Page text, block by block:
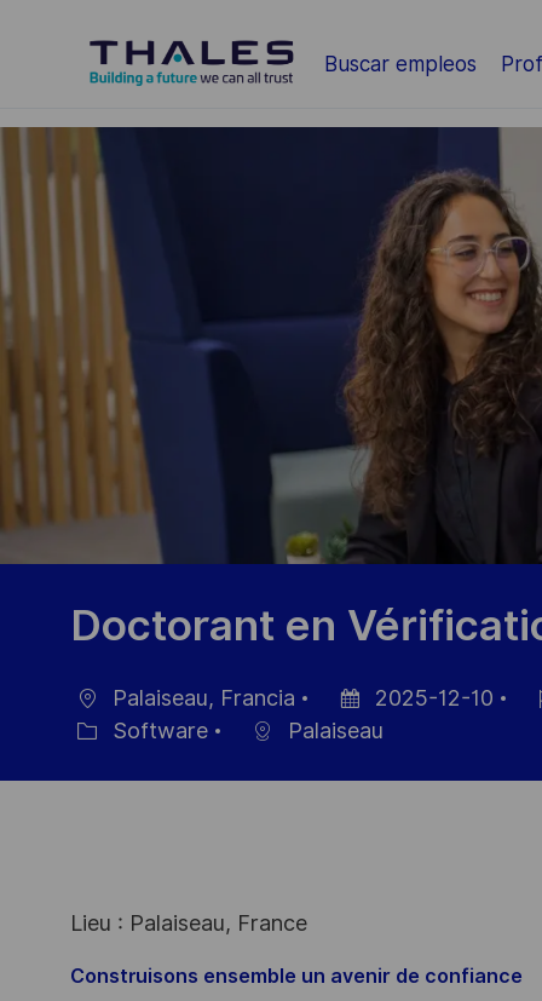
Saltar al contenido principal
Buscar empleos
-
Doctorant en
Ubicación
Palaiseau, Francia
Fecha
publicación
2025-12-10
Software Palaiseau
Lieu : Palaiseau, France
Construisons ensemble un avenir de confiance